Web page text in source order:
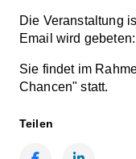
Die Veranstaltung
Email wird gebeten:
Sie findet im
Chancen" statt.
Teilen